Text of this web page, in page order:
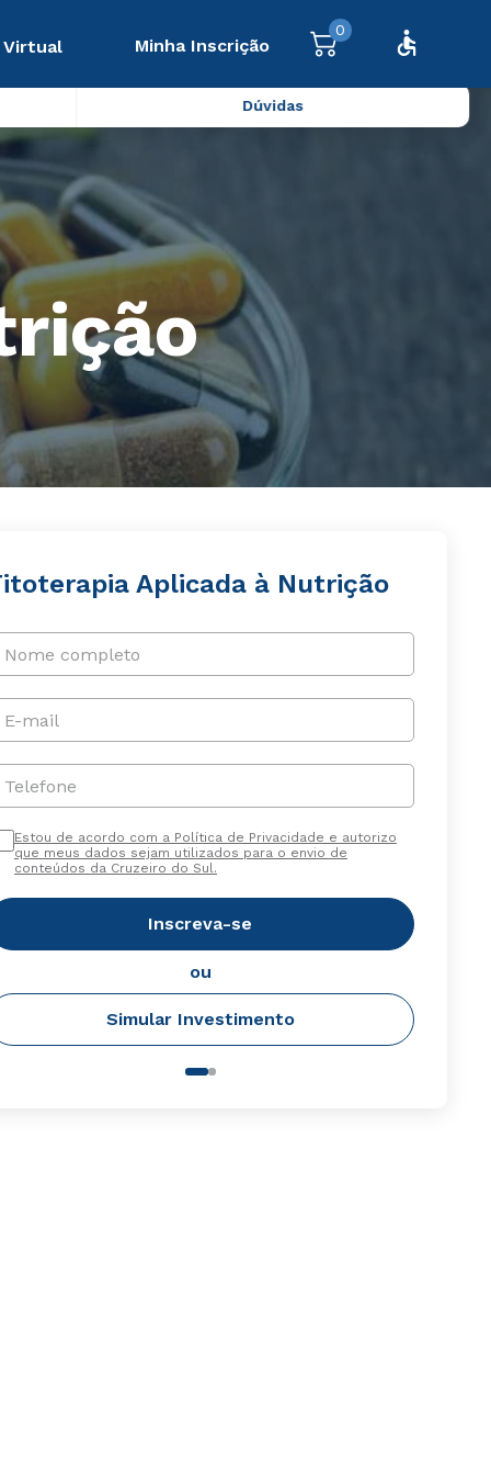
Virtual Minha Inscrição
0
Dúvidas
Aplicada à Nutrição
Nome completo
E-mail
Telefone
Estou de acordo com a Política de Privacidade e autorizo
que meus dados sejam utilizados para o envio de
conteúdos da Cruzeiro do Sul.
Inscreva-se
ou
Simular Investimento